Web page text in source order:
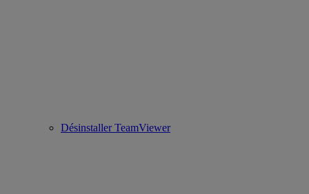
Désinstaller TeamViewer